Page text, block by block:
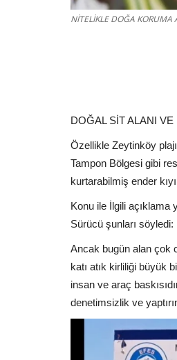
NİTELİKLE DOĞA KORUMA
DOĞAL SİT ALANI VE
Özellikle Zeytinköy
Tampon Bölgesi gibi
kurtarabilmiş ender
Konu ile İlgili
Sürücü şunları söyledi:
Ancak bugün alan çok
katı atık kirliliği büyük
insan ve araç
denetimsizlik ve